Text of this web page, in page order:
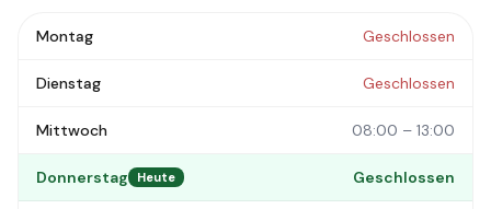
Montag Geschlossen
Dienstag Geschlossen
Mittwoch 08:00 – 13:00
Donnerstag Heute Geschlossen